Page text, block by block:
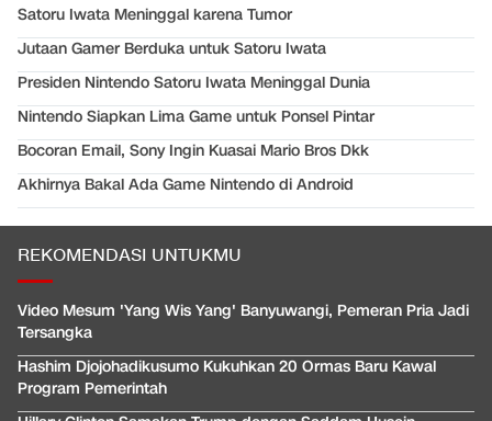
Satoru Iwata Meninggal karena Tumor
Jutaan Gamer Berduka untuk Satoru Iwata
Presiden Nintendo Satoru Iwata Meninggal Dunia
Nintendo Siapkan Lima Game untuk Ponsel Pintar
Bocoran Email, Sony Ingin Kuasai Mario Bros Dkk
Akhirnya Bakal Ada Game Nintendo di Android
REKOMENDASI UNTUKMU
Video Mesum 'Yang Wis Yang' Banyuwangi, Pemeran Pria Jadi
Tersangka
Hashim Djojohadikusumo Kukuhkan 20 Ormas Baru Kawal
Program Pemerintah